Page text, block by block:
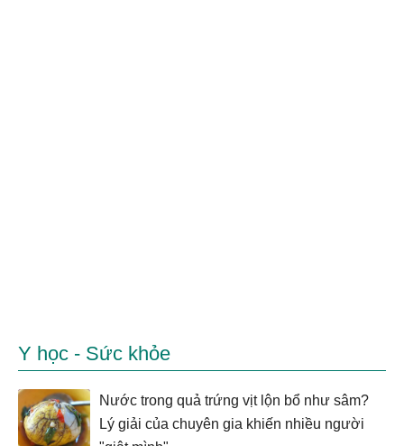
Y học - Sức khỏe
Nước trong quả trứng vịt lộn bổ như sâm?
Lý giải của chuyên gia khiến nhiều người